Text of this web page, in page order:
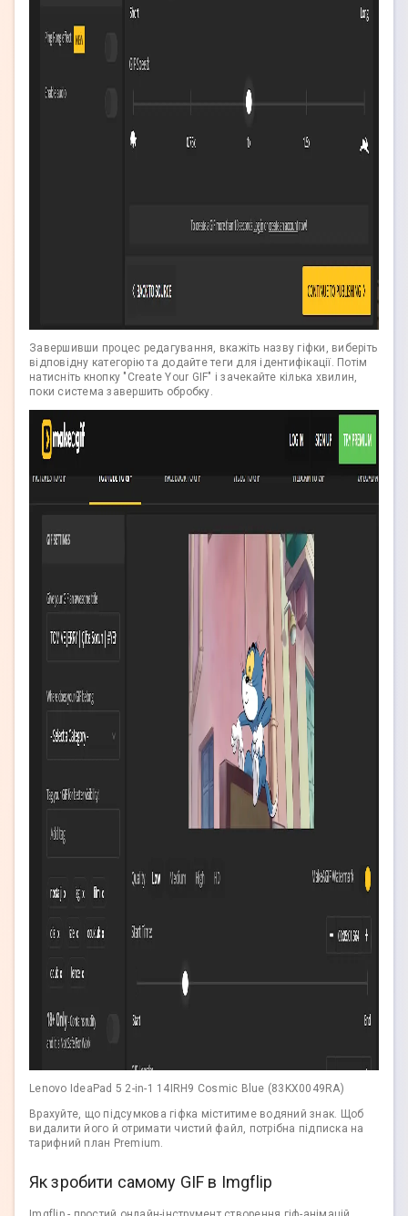
Завершивши процес редагування, вкажіть назву гіфки, виберіть
відповідну категорію та додайте теги для ідентифікації. Потім
натисніть кнопку "Create Your GIF" і зачекайте кілька хвилин,
поки система завершить обробку.
Lenovo IdeaPad 5 2-in-1 14IRH9 Cosmic Blue (83KX0049RA)
Врахуйте, що підсумкова гіфка міститиме водяний знак. Щоб
видалити його й отримати чистий файл, потрібна підписка на
тарифний план Premium.
Як зробити самому GIF в Imgflip